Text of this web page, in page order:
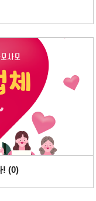
! (0)